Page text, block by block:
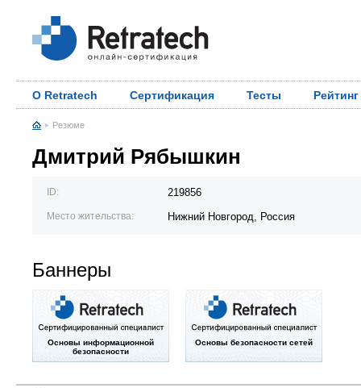
О Retratech Сертификация Тесты Рейтинг
Резюме
Дмитрий Рябышкин
ID: 219856
Место жительства: Нижний Новгород, Россия
Баннеры
Основы информационной
безопасности
Основы безопасности сетей